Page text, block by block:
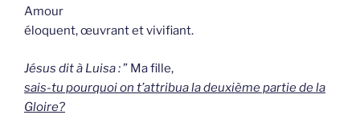
Amour
éloquent, œuvrant et vivifiant.
Jésus dit à Luisa :” Ma fille,
sais-tu pourquoi on t’attribua la deuxième partie de la
Gloire?